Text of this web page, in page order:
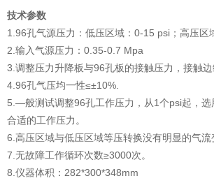
技术参数
1.96孔气源压力：低压区域：0-15 psi；高压区
2.输入气源压力：0.35-0.7 Mpa
3.调整压力升降板与96孔板的接触压力，接触边
4.96孔气压均一性≤±10%.
5.—般测试调整96孔工作压力，从1个psi起，选
合适的工作压力。
6.高压区域与低压区域等压转换没有明显的气流
7.无故障工作循环次数≥3000次。
8.仪器体积：282*300*348mm